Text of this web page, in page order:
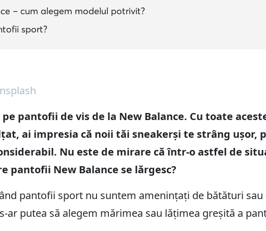
– cum alegem modelul potrivit?
sport?
pantofii de vis de la New Balance. Cu toate
ai impresia că noii tăi sneakerși te strâng ușor,
Nu este de mirare că într-o astfel de
pantofii New Balance se lărgesc?
pantofii sport nu suntem amenințați de bătături
ar putea să alegem mărimea sau lățimea greșită a